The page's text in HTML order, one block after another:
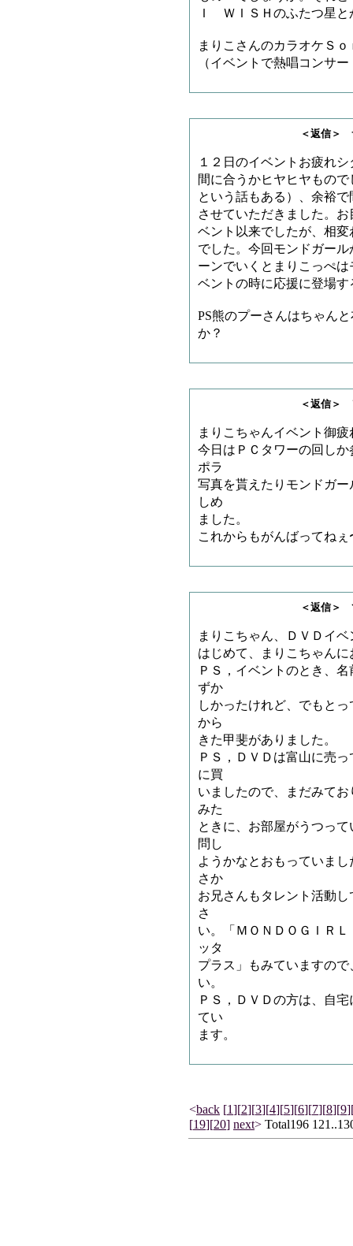
Ｉ ＷＩＳＨのふたつ星
まりこさんのカラオケＳ
（イベントで熱唱コンサ
＜返信＞ サノゲッ
１２日のイベントお疲れ
間に合うかヒヤヒヤもの
という話もある）、余裕
させていただきました。
ベント以来でしたが、相
でした。今回モンドガー
ーンでいくとまりこっぺ
ベントの時に応援に登場
PS熊のプーさんはちゃん
か？
＜返信＞ ヲコジョ
まりこちゃんイベント御
今日はＰＣタワーの回し
ポラ
写真を貰えたりモンドガ
しめ
ました。
これからもがんばってね
＜返信＞ てーきー
まりこちゃん、ＤＶＤイ
はじめて、まりこちゃん
ＰＳ，イベントのとき、
ずか
しかったけれど、でもと
から
きた甲斐がありました。
ＰＳ，ＤＶＤは富山に売
に買
いましたので、まだみて
みた
ときに、お部屋がうつっ
問し
ようかなとおもっていま
さか
お兄さんもタレント活動
さ
い。「ＭＯＮＤＯＧＩＲ
ッタ
プラス」もみていますの
い。
ＰＳ，ＤＶＤの方は、自
てい
ます。
<back [1][2][3][4][5][6][7][8][9]
[19][20] next> Total196